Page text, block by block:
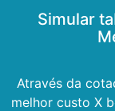
Simular
Através da
melhor custo X